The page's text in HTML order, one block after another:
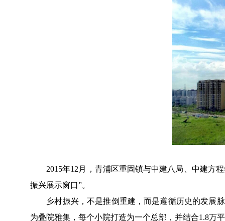
2015年12月，青浦区重固镇与中建八局、中建方程
振兴展示窗口”。
乡村振兴，不是推倒重建，而是遵循历史的发展脉
为叠院雅集，每个小院打造为一个总部，并结合1.8万